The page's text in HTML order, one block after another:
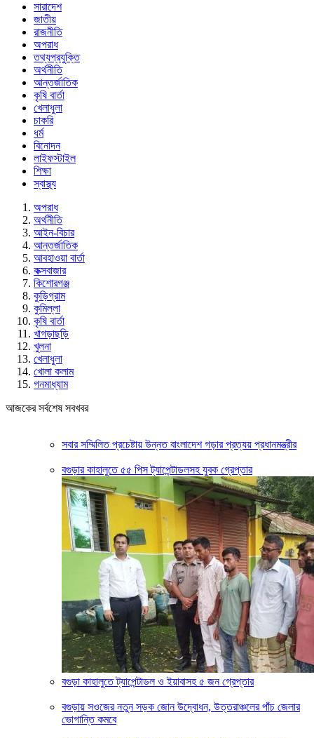
সারাদেশ
জাতীয়
রাজনীতি
অপরাধ
তথ্যপ্রযুক্তি
অর্থনীতি
আন্তর্জাতিক
কৃষি বার্তা
খেলাধুলা
চাকরি
ধর্ম
বিনোদন
লাইফস্টাইল
শিক্ষা
স্বাস্থ্য
অপরাধ
অর্থনীতি
আইন-বিচার
আন্তর্জাতিক
আবহাওয়া বার্তা
কক্সবাজার
কিশোরগঞ্জ
কুড়িগ্রাম
কুমিল্লা
কৃষি বার্তা
খাগড়াছড়ি
খুলনা
খেলাধুলা
খোলা কলাম
গনমাধ্যাম
আজকের সর্বশেষ সবখবর
সবার সম্মিলিত প্রচেষ্টায় উন্নত বাংলাদেশ গড়ার প্রত্যয় প্রধানমন্ত্রীর
বগুড়ার কাহালুতে ৫৫ পিস ট্যাপেন্টাডলসহ যুবক গ্রেপ্তার
বগুড়া কাহালুতে ট্যাপেন্টাডল ও ইয়াবাসহ ৫ জন গ্রেপ্তার
বগুড়ায় সওজের নতুন সড়ক জোন উদ্বোধন, উত্তরাঞ্চলের পাঁচ জেলার
ভোগান্তি কমবে